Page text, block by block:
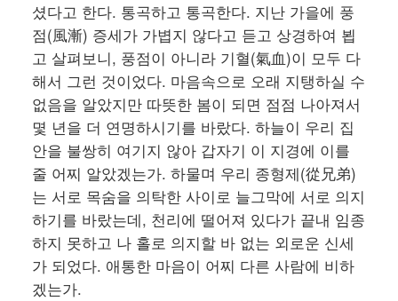
셨다고 한다. 통곡하고 통곡한다. 지난 가을에 풍
점(風漸) 증세가 가볍지 않다고 듣고 상경하여 뵙
고 살펴보니, 풍점이 아니라 기혈(氣血)이 모두 다
해서 그런 것이었다. 마음속으로 오래 지탱하실 수
없음을 알았지만 따뜻한 봄이 되면 점점 나아져서
몇 년을 더 연명하시기를 바랐다. 하늘이 우리 집
안을 불쌍히 여기지 않아 갑자기 이 지경에 이를
줄 어찌 알았겠는가. 하물며 우리 종형제(從兄弟)
는 서로 목숨을 의탁한 사이로 늘그막에 서로 의지
하기를 바랐는데, 천리에 떨어져 있다가 끝내 임종
하지 못하고 나 홀로 의지할 바 없는 외로운 신세
가 되었다. 애통한 마음이 어찌 다른 사람에 비하
겠는가.